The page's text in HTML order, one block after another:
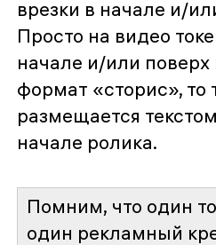
врезки в начале и/
Просто на видео
начале и/или поверх
формат «сторис», то
размещается
начале ролика.
Помним, что один
один рекламный